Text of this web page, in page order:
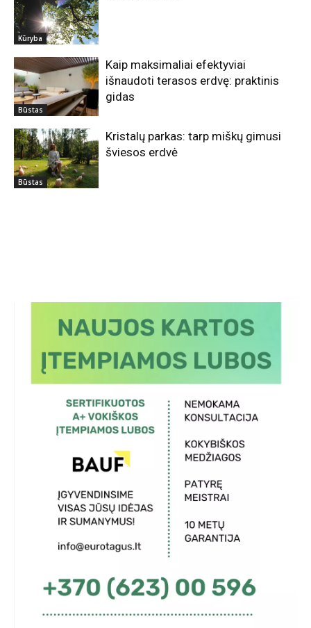
Kūryba
Būstas
Kaip maksimaliai efektyviai
išnaudoti terasos erdvę: praktinis
gidas
Būstas
Kristalų parkas: tarp miškų gimusi
šviesos erdvė